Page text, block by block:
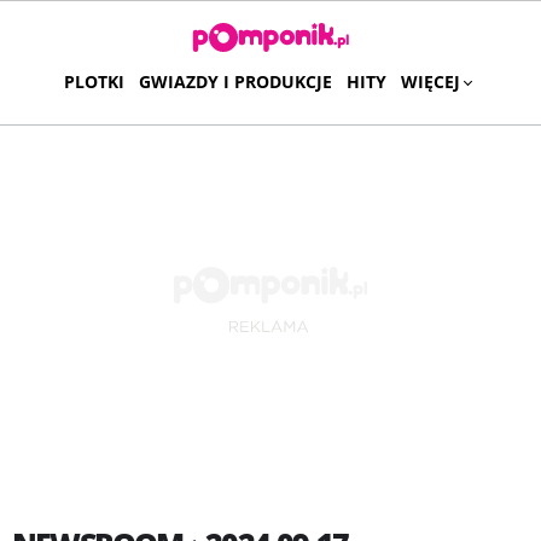
PLOTKI GWIAZDY I PRODUKCJE HITY WIĘCEJ